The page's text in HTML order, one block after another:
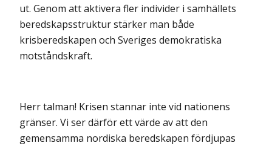
ut. Genom att aktivera fler individer i samhällets
beredskapsstruktur stärker man både
krisberedskapen och Sveriges demokratiska
motståndskraft.
Herr talman! Krisen stannar inte vid nationens
gränser. Vi ser därför ett värde av att den
gemensamma nordiska beredskapen fördjupas